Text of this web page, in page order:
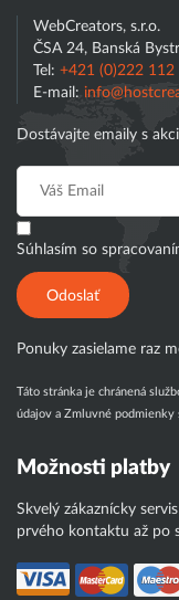
WebCreators, s.r.o.
ČSA 24, Banská
Tel: +421 (0)222 112
E-mail:
Dostávajte emaily s
Súhlasím so
Odoslať
Ponuky zasielame raz
Táto stránka je chránená
údajov a Zmluvné podmienky
Možnosti platby
Skvelý zákaznícky
prvého kontaktu až po